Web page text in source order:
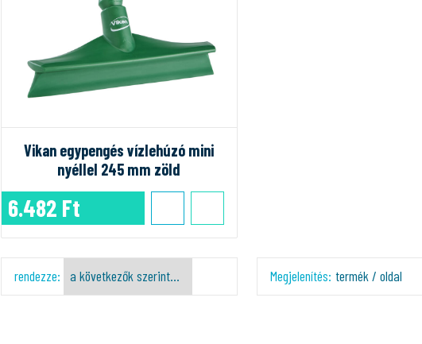
Vikan egypengés vízlehúzó mini
nyéllel 245 mm zöld
6.482 Ft
rendezze: Megjelenítés: termék / oldal